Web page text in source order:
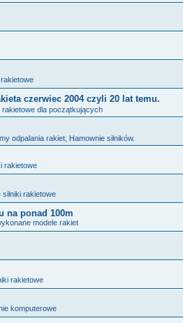
czerwiec 2004 czyli 20 lat temu.
rakietowe dla początkujących
odpalania rakiet, Hamownie silników.
rakietowe
silniki rakietowe
na ponad 100m
modele rakiet
rakietowe
komputerowe